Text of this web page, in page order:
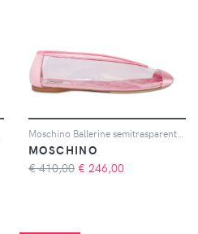
MOSCHINO
€ 410,00 € 246,00